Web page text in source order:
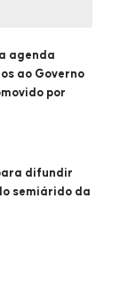
agenda
ao Governo
por
para difundir
semiárido da